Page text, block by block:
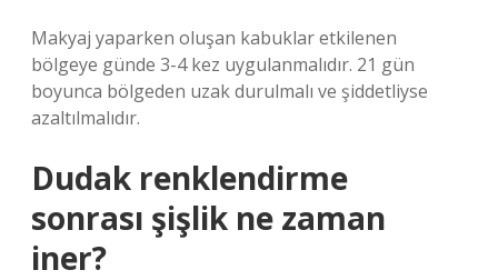
Makyaj yaparken oluşan kabuklar etkilenen
bölgeye günde 3-4 kez uygulanmalıdır. 21 gün
boyunca bölgeden uzak durulmalı ve şiddetliyse
azaltılmalıdır.
Dudak renklendirme
sonrası şişlik ne zaman
iner?